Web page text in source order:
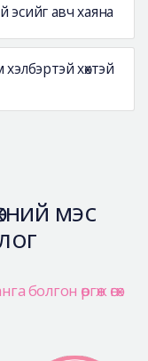
эсийг авч хаяна
хөхтэй
мэс
болгон өргөж өгөх